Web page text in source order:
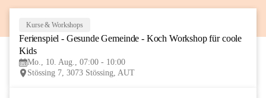
AUG
Kurse & Workshops
Ferienspiel - Gesunde Gemeinde - Koch Workshop für coole
Kids
Mo., 10. Aug., 07:00 - 10:00
Stössing 7, 3073 Stössing, AUT